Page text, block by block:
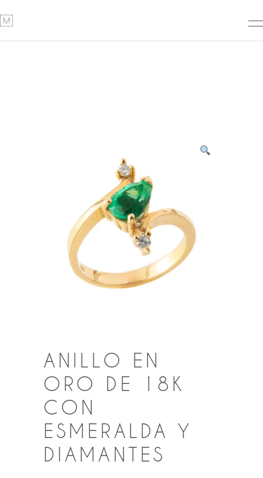
ANILLO EN
ORO DE 18K
CON
ESMERALDA Y
DIAMANTES